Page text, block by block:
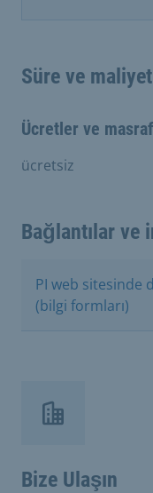
Süre ve
Ücretler ve
ücretsiz
Bağlantılar ve
PI web sitesinde
(bilgi formları)
Bize Ulaşın